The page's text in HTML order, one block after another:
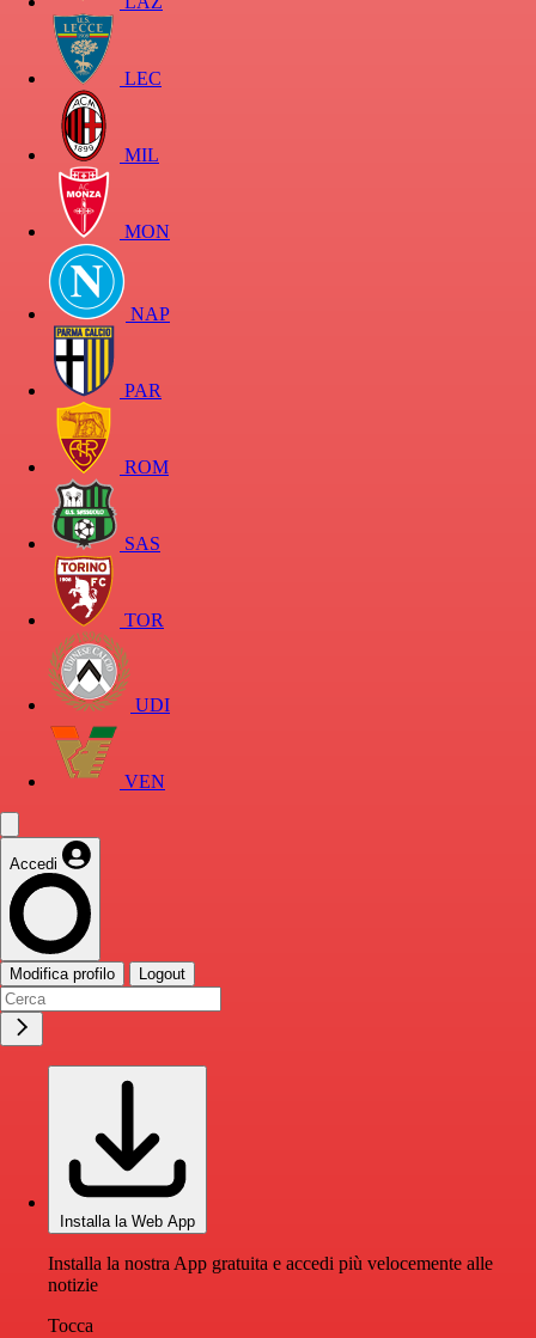
LEC
MIL
MON
NAP
PAR
ROM
SAS
TOR
UDI
VEN
Accedi
Modifica profilo Logout
Installa la Web App
Installa la nostra App gratuita e accedi più velocemente alle
notizie
Tocca